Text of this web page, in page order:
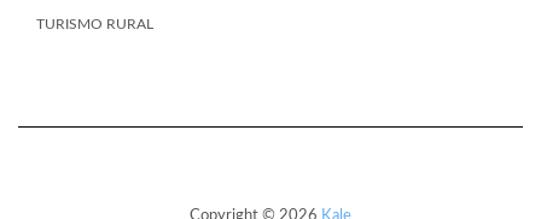
TURISMO RURAL